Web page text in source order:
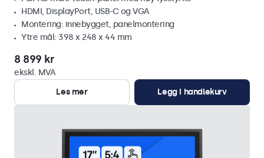
HDMI, DisplayPort, USB-C og VGA
Montering: innebygget, panelmontering
Ytre mål: 398 x 248 x 44 mm
8 899 kr
ekskl. MVA
Les mer
Legg i handlekurv